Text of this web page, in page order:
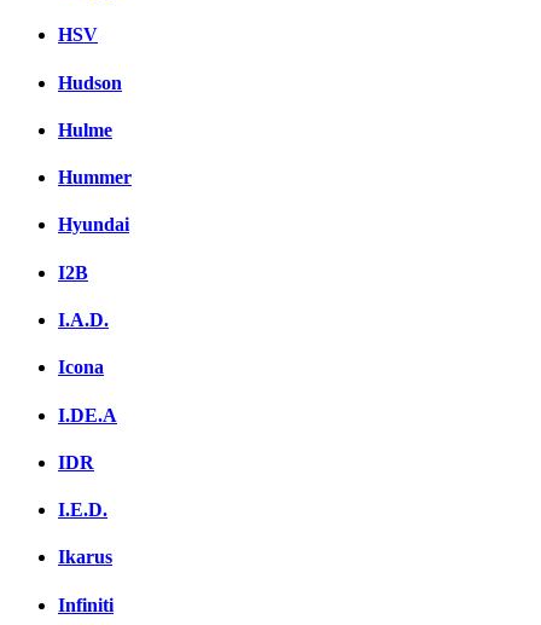
HSV
Hudson
Hulme
Hummer
Hyundai
I2B
I.A.D.
Icona
I.DE.A
IDR
I.E.D.
Ikarus
Infiniti